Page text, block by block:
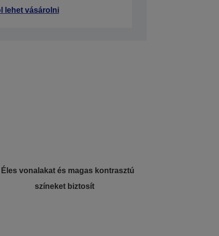
lehet vásárolni
Éles vonalakat és magas kontrasztú
színeket biztosít